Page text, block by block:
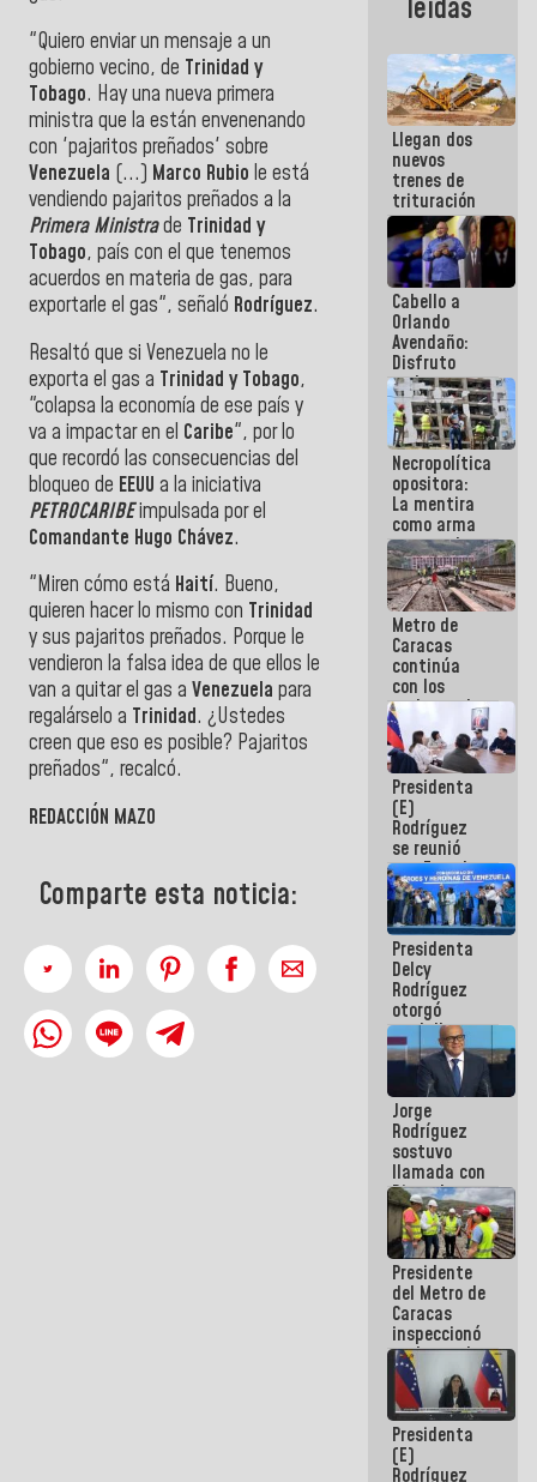
"Quiero enviar un mensaje a un
gobierno vecino, de Trinidad y
Tobago. Hay una nueva primera
ministra que la están envenenando
con 'pajaritos preñados' sobre
Venezuela (...) Marco Rubio le está
vendiendo pajaritos preñados a la
Primera Ministrade Trinidad y
Tobago, país con el que tenemos
acuerdos en materia de gas, para
exportarle el gas", señaló Rodríguez.
Resaltó que si Venezuela no le
exporta el gas a Trinidad y Tobago,
"colapsa la economía de ese país y
va a impactar en el Caribe", por lo
que recordó las consecuencias del
bloqueo de EEUU a la iniciativa
PETROCARIBEimpulsada por el
Comandante Hugo Chávez.
"Miren cómo está Haití. Bueno,
quieren hacer lo mismo con Trinidad
y sus pajaritos preñados. Porque le
vendieron la falsa idea de que ellos le
van a quitar el gas a Venezuela para
regalárselo a Trinidad. ¿Ustedes
creen que eso es posible? Pajaritos
preñados", recalcó.
REDACCIÓN MAZO
Comparte esta noticia:
leídas
Llegan dos
nuevos
trenes de
trituración
para
optimizar
manejo de
escombros
en La Guaira
Cabello a
Orlando
Avendaño:
Disfruto
cada vez
que escribes
porque lo
que haces
es
embarrarla
Necropolítica
opositora:
La mentira
como arma
contra el
Pueblo
Metro de
Caracas
continúa
con los
trabajos de
mantenimiento
e inspección
en la Línea 2
Presidenta
(E)
Rodríguez
se reunió
con Estado
Mayor
Eléctrico
para
abordar
planes de
acción
Presidenta
Delcy
Rodríguez
otorgó
medalla
"Héroe de
Venezuela"
a servidores
públicos
Jorge
Rodríguez
sostuvo
llamada con
Dinorah
Figuera y
acuerdan
primer
encuentro
presencial
para el
diálogo
Presidente
del Metro de
Caracas
inspeccionó
trabajos de
rehabilitación
y
modernización
de la vía
férrea
Presidenta
(E)
Rodríguez